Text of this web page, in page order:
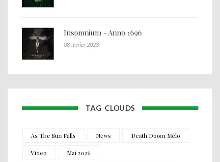
Insomnium - Anno 1696
08 février 2023
TAG CLOUDS
As The Sun Falls News Death Doom Mélo
Video Mai 2026